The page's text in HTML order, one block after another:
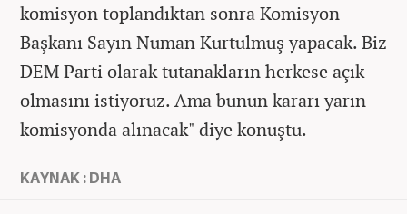
komisyon toplandıktan sonra Komisyon
Başkanı Sayın Numan Kurtulmuş yapacak. Biz
DEM Parti olarak tutanakların herkese açık
olmasını istiyoruz. Ama bunun kararı yarın
komisyonda alınacak" diye konuştu.
KAYNAK : DHA